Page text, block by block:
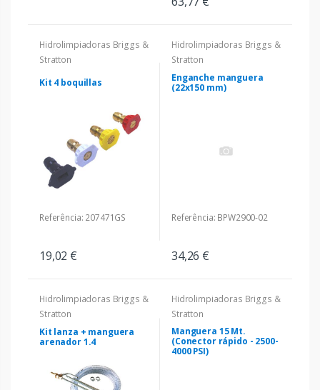
Hidrolimpiadoras Briggs &
Stratton
Kit 4 boquillas
Referência: 207471GS
19,02 €
Hidrolimpiadoras Briggs &
Stratton
Enganche manguera
(22x150 mm)
Referência: BPW2900-02
34,26 €
Hidrolimpiadoras Briggs &
Stratton
Kit lanza + manguera
arenador 1.4
Hidrolimpiadoras Briggs &
Stratton
Manguera 15 Mt.
(Conector rápido - 2500-
4000 PSI)